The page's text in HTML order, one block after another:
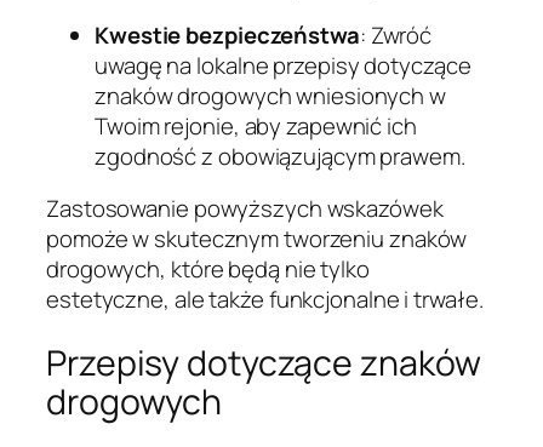
Kwestie bezpieczeństwa: Zwróć
uwagę na lokalne przepisy dotyczące
znaków drogowych wniesionych w
Twoim rejonie, aby zapewnić ich
zgodność z obowiązującym prawem.
Zastosowanie powyższych wskazówek
pomoże w skutecznym tworzeniu znaków
drogowych, które będą nie tylko
estetyczne, ale także funkcjonalne i trwałe.
Przepisy dotyczące znaków
drogowych